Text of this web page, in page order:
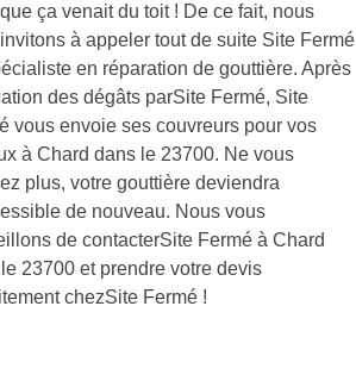
ça venait du toit ! De ce fait, nous
à appeler tout de suite Site Fermé
en réparation de gouttière. Après
des dégâts parSite Fermé, Site
vous envoie ses couvreurs pour vos
à Chard dans le 23700. Ne vous
plus, votre gouttière deviendra
de nouveau. Nous vous
de contacterSite Fermé à Chard
23700 et prendre votre devis
chezSite Fermé !